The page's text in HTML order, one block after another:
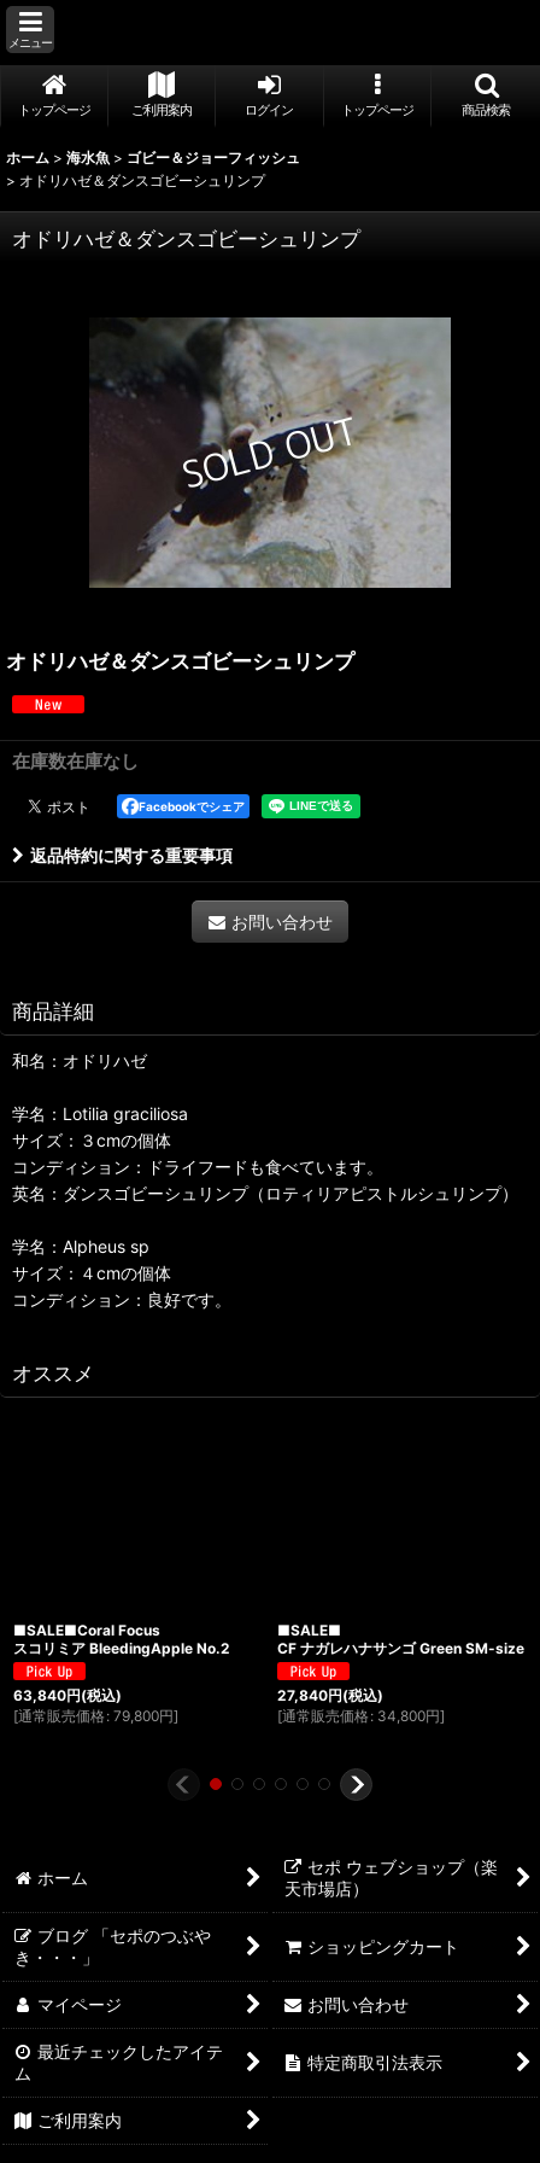
メニュー
トップページ ご利用案内 ログイン トップページ 商品検索
ホーム > 海水魚 > ゴビー＆ジョーフィッシュ
> オドリハゼ＆ダンスゴビーシュリンプ
オドリハゼ＆ダンスゴビーシュリンプ
オドリハゼ＆ダンスゴビーシュリンプ
在庫数在庫なし
Facebookでシェア
返品特約に関する重要事項
お問い合わせ
商品詳細
和名：オドリハゼ
学名：Lotilia graciliosa
サイズ：３cmの個体
コンディション：ドライフードも食べています。
英名：ダンスゴビーシュリンプ（ロティリアピストルシュリンプ）
学名：Alpheus sp
サイズ：４cmの個体
コンディション：良好です。
オススメ
■SALE■Coral Focus
スコリミア BleedingApple No.2
63,840円(税込)
[通常販売価格 : 79,800円]
■SALE■
CF ナガレハナサンゴ Green SM-size
27,840円(税込)
[通常販売価格 : 34,800円]
ホーム
セポ ウェブショップ（楽
天市場店）
ブログ 「セポのつぶや
き・・・」
ショッピングカート
マイページ お問い合わせ
最近チェックしたアイテ
ム
特定商取引法表示
ご利用案内